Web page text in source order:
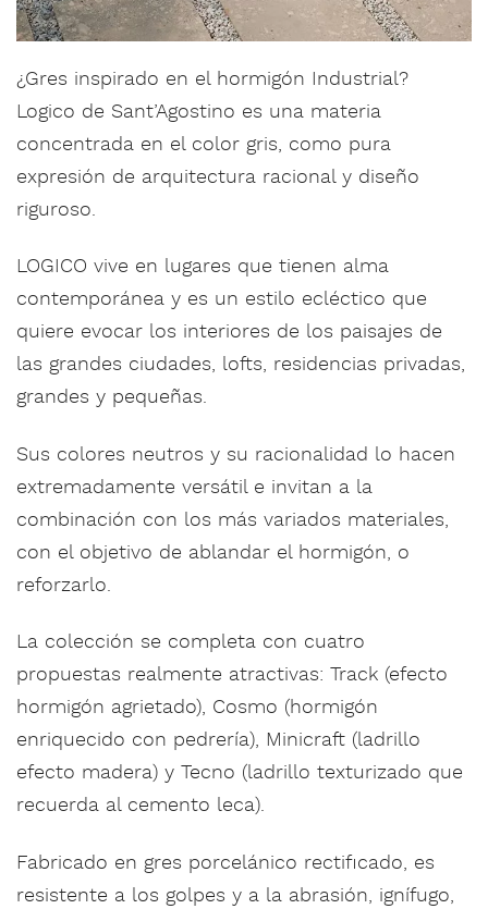
¿Gres inspirado en el hormigón Industrial?
Logico de Sant’Agostino es una materia
concentrada en el color gris, como pura
expresión de arquitectura racional y diseño
riguroso.‎
LOGICO vive en lugares que tienen alma
contemporánea y es un estilo ecléctico que
quiere evocar los interiores de los paisajes de
las grandes ciudades, lofts, residencias privadas,
grandes y pequeñas.‎
Sus colores neutros y su racionalidad lo hacen
extremadamente versátil e invitan a la
combinación con los más variados materiales,
con el objetivo de ablandar el hormigón, o
reforzarlo.‎
La colección se completa con cuatro
propuestas realmente atractivas: Track (efecto
hormigón agrietado), Cosmo (hormigón
enriquecido con pedrería), Minicraft (ladrillo
efecto madera) y Tecno (ladrillo texturizado que
recuerda al cemento leca).‎
Fabricado en gres porcelánico rectificado, es
resistente a los golpes y a la abrasión, ignífugo,